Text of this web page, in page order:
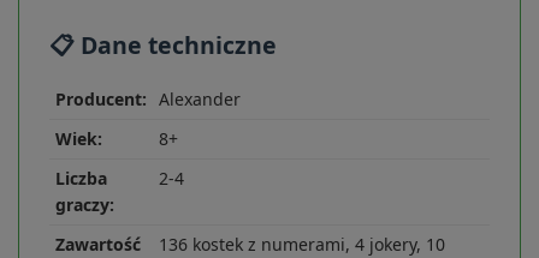
📋 Dane techniczne
Producent: Alexander
Wiek:
8+
Liczba
graczy:
2-4
Zawartość
136 kostek z numerami, 4 jokery, 10